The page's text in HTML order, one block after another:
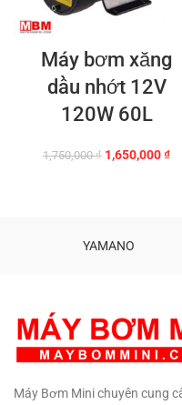
Máy bơm xăng
dầu nhớt 12V
120W 60L
1,750,000₫ Giá
1,650,000₫Giá
YAMANO
Máy Bơm Mini chuyên cung